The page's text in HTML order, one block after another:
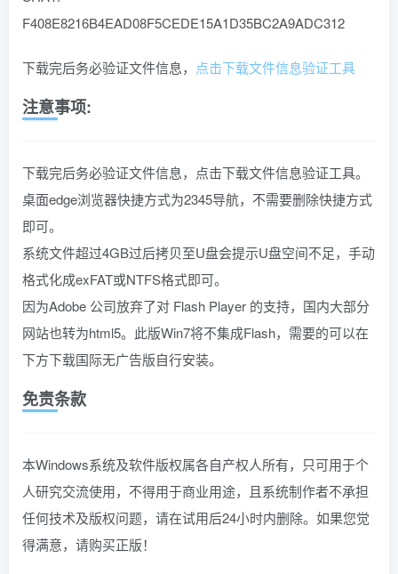
F408E8216B4EAD08F5CEDE15A1D35BC2A9ADC312
下载完后务必验证文件信息， 点击下载文件信息验证工具
注意事项:
下载完后务必验证文件信息，点击下载文件信息验证工具。
桌面edge浏览器快捷方式为2345导航，不需要删除快捷方式
即可。
系统文件超过4GB过后拷贝至U盘会提示U盘空间不足，手动
格式化成exFAT或NTFS格式即可。
因为Adobe 公司放弃了对 Flash Player 的支持，国内大部分
网站也转为html5。此版Win7将不集成Flash，需要的可以在
下方下载国际无广告版自行安装。
免责条款
本Windows系统及软件版权属各自产权人所有，只可用于个
人研究交流使用，不得用于商业用途，且系统制作者不承担
任何技术及版权问题，请在试用后24小时内删除。如果您觉
得满意，请购买正版！